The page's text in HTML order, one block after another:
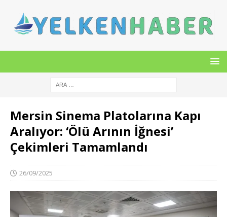
Mersin Sinema Platolarına Kapı
Aralıyor: ‘Ölü Arının İğnesi’
Çekimleri Tamamlandı
26/09/2025